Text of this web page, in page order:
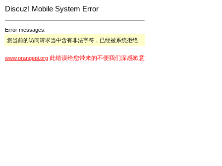
Discuz! Mobile System Error
Error messages:
您当前的访问请求当中含有非法字符，已经被系统拒绝
www.orangepi.org 此错误给您带来的不便我们深感歉意